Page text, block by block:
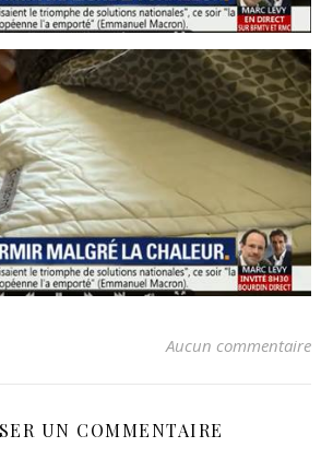
Aucun commentaire
UN COMMENTAIRE